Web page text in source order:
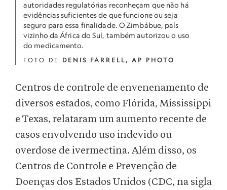
autoridades regulatórias reconheçam que não há
evidências suficientes de que funcione ou seja
seguro para essa finalidade. O Zimbábue, país
vizinho da África do Sul, também autorizou o uso
do medicamento.
FOTO DE DENIS FARRELL, AP PHOTO
Centros de controle de envenenamento de
diversos estados, como Flórida, Mississippi
e Texas, relataram um aumento recente de
casos envolvendo uso indevido ou
overdose de ivermectina. Além disso, os
Centros de Controle e Prevenção de
Doenças dos Estados Unidos (CDC, na sigla